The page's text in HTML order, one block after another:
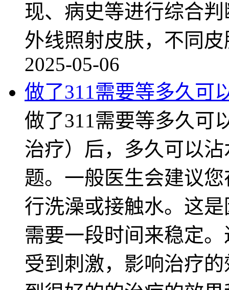
现、病史等进行综合
外线照射皮肤，不同
2025-05-06
做了311需要等多久可
做了311需要等多久可
治疗）后，多久可以
题。一般医生会建议
行洗澡或接触水。这
需要一段时间来稳定
受到刺激，影响治疗